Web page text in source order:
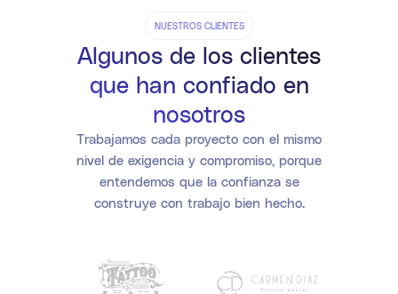
NUESTROS CLIENTES
Algunos de los clientes
que han confiado en
nosotros
Trabajamos cada proyecto con el mismo
nivel de exigencia y compromiso, porque
entendemos que la confianza se
construye con trabajo bien hecho.